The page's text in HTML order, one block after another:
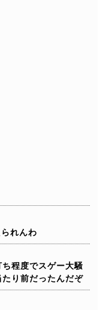
れんわ
程度でスゲー大騒
り前だったんだぞ